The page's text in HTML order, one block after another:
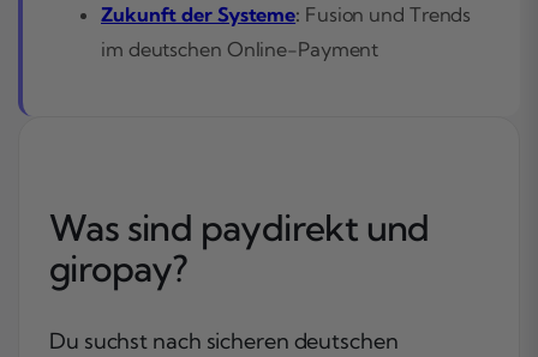
Zukunft der Systeme: Fusion und Trends
im deutschen Online-Payment
Was sind paydirekt und
giropay?
Du suchst nach sicheren deutschen